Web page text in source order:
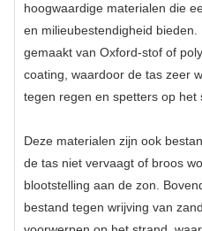
hoogwaardige materialen die
en milieubestendigheid
gemaakt van Oxford-stof of
coating, waardoor de tas zeer
tegen regen en spetters op het
Deze materialen zijn ook
de tas niet vervaagt of broos
blootstelling aan de zon.
bestand tegen wrijving van